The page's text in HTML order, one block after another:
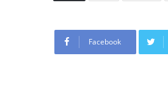
Facebook